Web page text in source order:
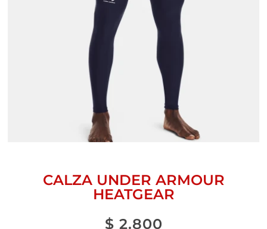
CALZA UNDER ARMOUR
HEATGEAR
$ 2.800